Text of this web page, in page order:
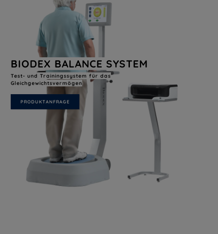
BIODEX BALANCE SYSTEM
Test- und Trainingssystem für das
Gleichgewichtsvermögen
PRODUKTANFRAGE